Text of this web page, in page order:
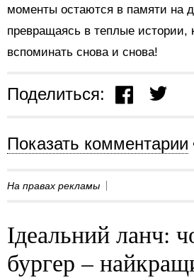
моменты остаются в памяти на
превращаясь в теплые истории,
вспоминать снова и снова!
Поделиться:
Показать комментарии
На правах рекламы
Ідеальний ланч:
бургер –